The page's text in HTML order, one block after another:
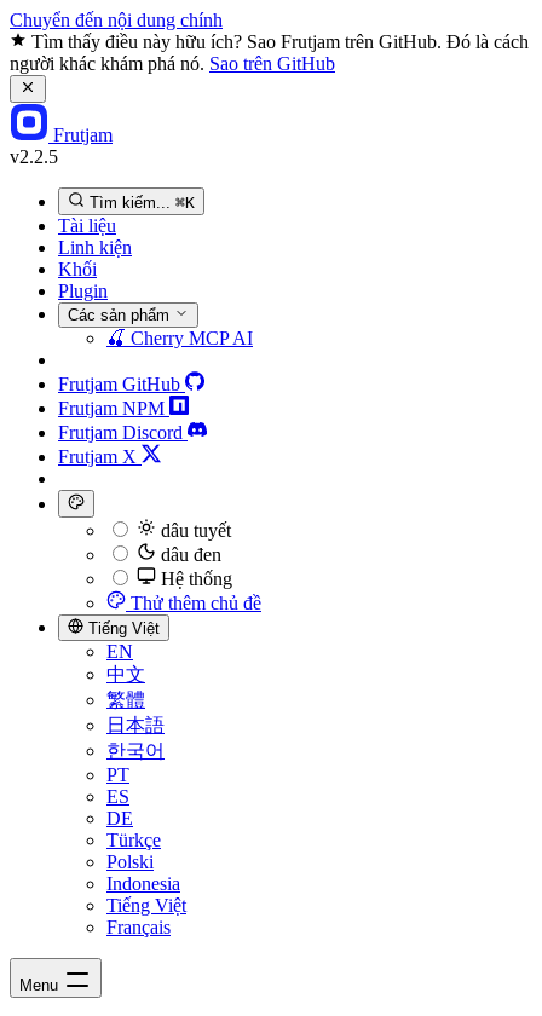
Chuyển đến nội dung chính
Tìm thấy điều này hữu ích? Sao Frutjam trên GitHub. Đó là cách
người khác khám phá nó. Sao trên GitHub
Frutjam
v2.2.5
Tìm kiếm... ⌘K
Tài liệu
Linh kiện
Khối
Plugin
Các sản phẩm
🍒 Cherry MCPAI
Frutjam GitHub
Frutjam NPM
Frutjam Discord
Frutjam X
dâu tuyết
dâu đen
Hệ thống
Thử thêm chủ đề
Tiếng Việt
EN
中文
繁體
日本語
한국어
PT
ES
DE
Türkçe
Polski
Indonesia
Tiếng Việt
Français
Menu